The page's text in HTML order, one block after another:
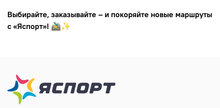
Выбирайте, заказывайте – и покоряйте новые маршруты
с «Яспорт»! 🚵‍♂️✨